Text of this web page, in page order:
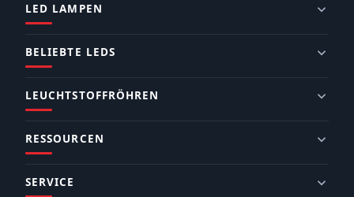
LED LAMPEN
BELIEBTE LEDS
LEUCHTSTOFFRÖHREN
RESSOURCEN
SERVICE